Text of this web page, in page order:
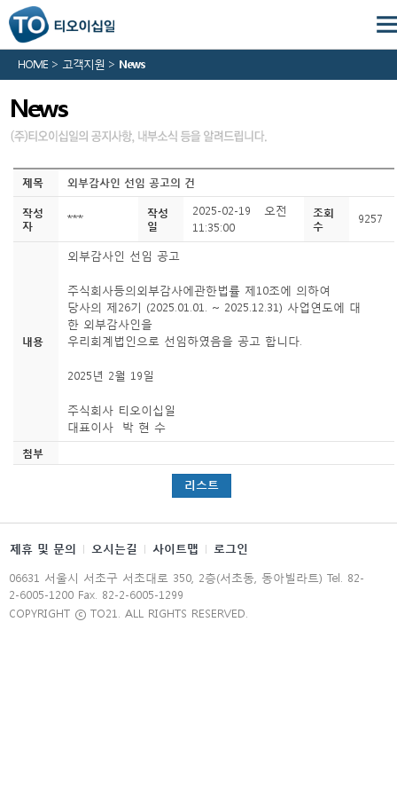
HOME > 고객지원 > News
News
제목 외부감사인 선임 공고의 건
작성
자
***
작성
일
2025-02-19 오전
11:35:00
조회
수
9257
내용
외부감사인 선임 공고
주식회사등의외부감사에관한법률 제10조에 의하여
당사의 제26기 (2025.01.01. ~ 2025.12.31) 사업연도에 대
한 외부감사인을
우리회계법인으로 선임하였음을 공고 합니다.
2025년 2월 19일
주식회사 티오이십일
대표이사 박 현 수
첨부
리스트
제휴 및 문의 오시는길 사이트맵
로그인
06631 서울시 서초구 서초대로 350, 2층(서초동, 동아빌라트) Tel. 82-
2-6005-1200 Fax. 82-2-6005-1299
COPYRIGHT ⓒ TO21. ALL RIGHTS RESERVED.